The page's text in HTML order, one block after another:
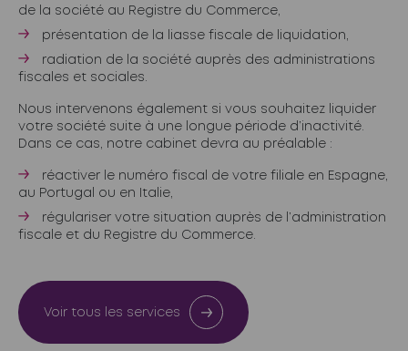
de la société au Registre du Commerce,
présentation de la liasse fiscale de liquidation,
radiation de la société auprès des administrations
fiscales et sociales.
Nous intervenons également si vous souhaitez liquider
votre société suite à une longue période d’inactivité.
Dans ce cas, notre cabinet devra au préalable :
réactiver le numéro fiscal de votre filiale en Espagne,
au Portugal ou en Italie,
régulariser votre situation auprès de l’administration
fiscale et du Registre du Commerce.
Voir tous les services